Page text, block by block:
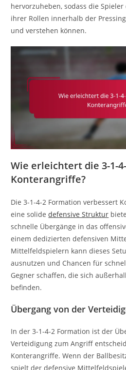
hervorzuheben, sodass die
ihrer Rollen innerhalb der
und verstehen können.
Wie erleichtert die 3-1-
Konterangriffe?
Die 3-1-4-2 Formation verbessert
eine solidedefensive Struktur
schnelle Übergänge in das
einem dedizierten defensiven
Mittelfeldspielern kann dieses
ausnutzen und Chancen für
Gegner schaffen, die sich
befinden.
Übergang von der
In der 3-1-4-2 Formation ist der
Verteidigung zum Angriff
Konterangriffe. Wenn der
spielt der defensive